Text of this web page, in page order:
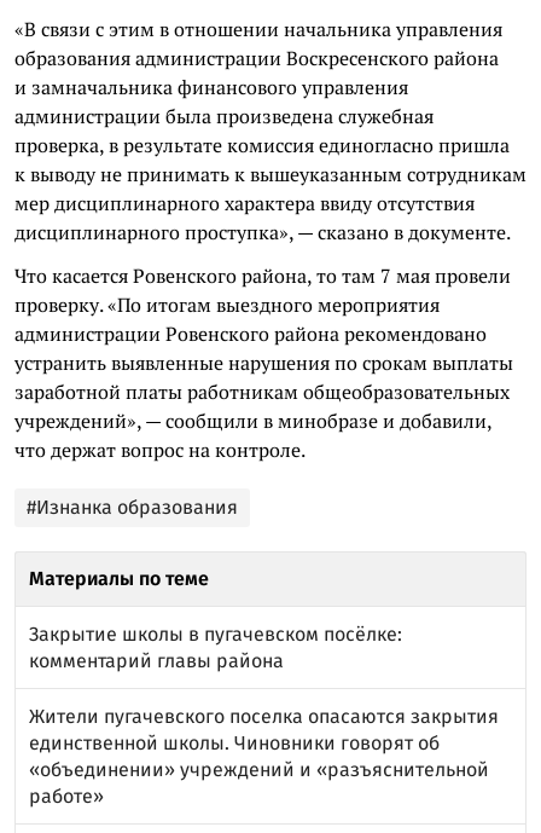
«В связи с этим в отношении начальника управления
образования администрации Воскресенского района
и замначальника финансового управления
администрации была произведена служебная
проверка, в результате комиссия единогласно пришла
к выводу не принимать к вышеуказанным сотрудникам
мер дисциплинарного характера ввиду отсутствия
дисциплинарного проступка», — сказано в документе.
Что касается Ровенского района, то там 7 мая провели
проверку. «По итогам выездного мероприятия
администрации Ровенского района рекомендовано
устранить выявленные нарушения по срокам выплаты
заработной платы работникам общеобразовательных
учреждений», — сообщили в минобразе и добавили,
что держат вопрос на контроле.
#Изнанка образования
Материалы по теме
Закрытие школы в пугачевском посёлке:
комментарий главы района
Жители пугачевского поселка опасаются закрытия
единственной школы. Чиновники говорят об
«объединении» учреждений и «разъяснительной
работе»